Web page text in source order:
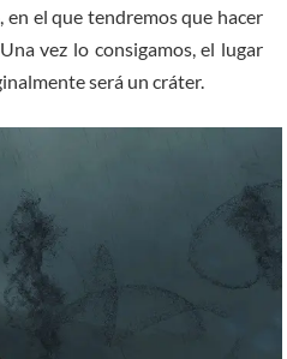
el que tendremos que hacer
vez lo consigamos, el lugar
será un cráter.